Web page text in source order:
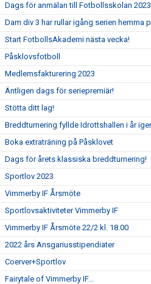
Dags för anmälan till Fotbollsskolan
Dam div 3 har rullar igång serien hemma
Start FotbollsAkademi nästa vecka!
Påsklovsfotboll
Medlemsfakturering 2023
Äntligen dags för seriepremiär!
Stötta ditt lag!
Breddturnering fyllde Idrottshallen i år
Boka extraträning på Påsklovet
Dags för årets klassiska breddturnering!
Sportlov 2023
Vimmerby IF Årsmöte
Sportlovsaktiviteter Vimmerby IF
Vimmerby IF Årsmöte 22/2 kl. 18.00
2022 års Ansgariusstipendiater
Coerver+Sportlov
Fairytale of Vimmerby IF...